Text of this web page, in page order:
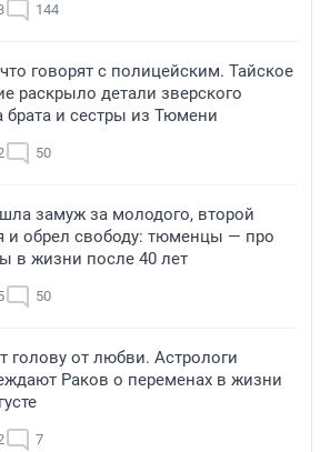
144
говорят с полицейским. Тайское
раскрыло детали зверского
брата и сестры из Тюмени
50
замуж за молодого, второй
и обрел свободу: тюменцы — про
в жизни после 40 лет
50
голову от любви. Астрологи
Раков о переменах в жизни
7